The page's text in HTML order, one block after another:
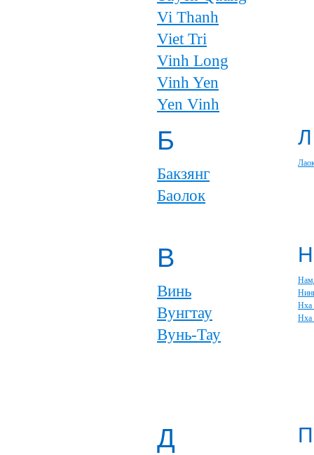
Vi Thanh
Viet Tri
Vinh Long
Vinh Yen
Yen Vinh
Б
Бакзянг
Баолок
Л
В
Винь
Вунгтау
Вунь-Тау
Н
Нха
Нха
Д П